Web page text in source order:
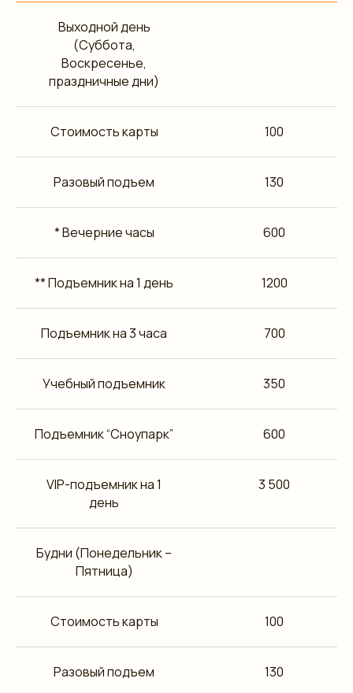
Выходной день
(Суббота,
Воскресенье,
праздничные дни)
Стоимость карты 100
Разовый подъем 130
* Вечерние часы 600
** Подъемник на 1 день 1200
Подъемник на 3 часа 700
Учебный подъемник 350
Подъемник “Сноупарк” 600
VIP-подъемник на 1
день
3 500
Будни (Понедельник –
Пятница)
Стоимость карты 100
Разовый подъем 130